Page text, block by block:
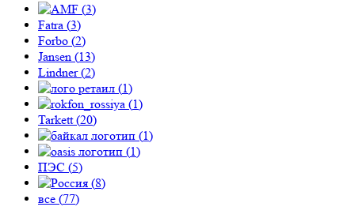
(3)
Fatra (3)
Forbo (2)
Jansen (13)
Lindner (2)
(1)
(1)
Tarkett (20)
(1)
(1)
ПЭС (5)
(8)
все (77)